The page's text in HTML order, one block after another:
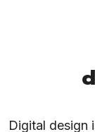
Digital design